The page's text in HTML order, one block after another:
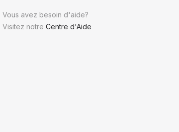
Vous avez besoin d'aide?
Visitez notre Centre d'Aide